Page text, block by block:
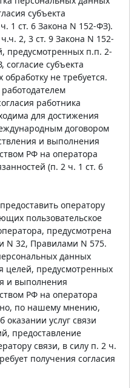
субъекта
1 ст. 6 Закона N 152-ФЗ).
2, 3 ст. 9 Закона N 152-
предусмотренных п.п. 2-
согласие субъекта
не требуется.
работника
для достижения
договором
и выполнения
РФ на оператора
(п. 2 ч. 1 ст. 6
оператору
пользовательское
предусмотрена
N 32, Правилами N 575.
данных
целей, предусмотренных
и выполнения
РФ на оператора
по нашему мнению,
оказании услуг связи
предоставление
связи, в силу п. 2 ч.
получения согласия